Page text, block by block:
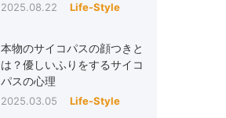
2025.08.22 Life-Style
本物のサイコパスの顔つきと
は？優しいふりをするサイコ
パスの心理
2025.03.05 Life-Style